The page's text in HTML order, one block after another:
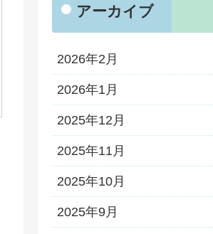
アーカイブ
2026年2月
2026年1月
2025年12月
2025年11月
2025年10月
2025年9月